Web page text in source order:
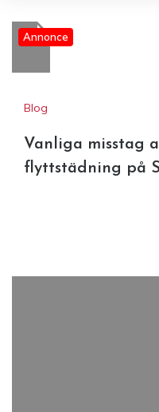
Annonce
Blog
Vanliga misstag
flyttstädning på